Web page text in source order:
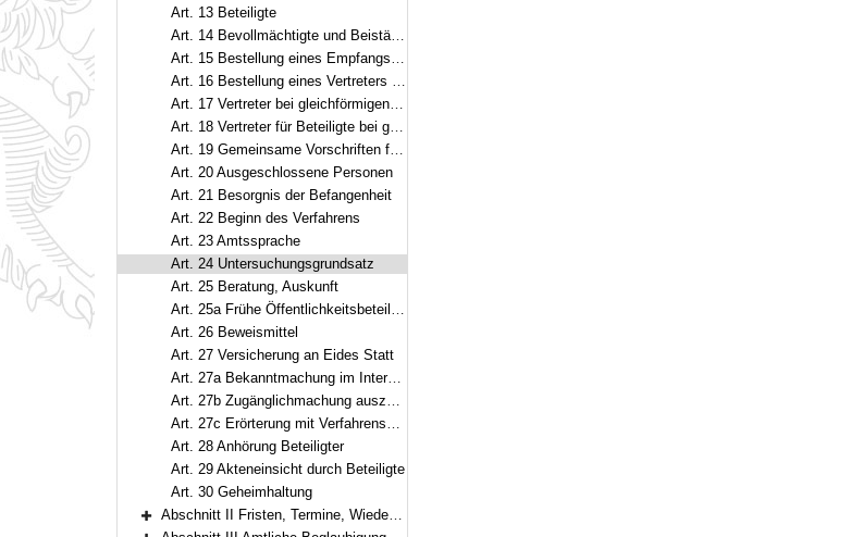
Art. 13 Beteiligte
Art. 14 Bevollmächtigte und Beistände
Art. 15 Bestellung eines Empfangsbevollmächtigten
Art. 16 Bestellung eines Vertreters von Amts wegen
Art. 17 Vertreter bei gleichförmigen Eingaben
Art. 18 Vertreter für Beteiligte bei gleichem Interesse
Art. 19 Gemeinsame Vorschriften für Vertreter bei gleichförmigen Eingaben und bei gleichem Interesse
Art. 20 Ausgeschlossene Personen
Art. 21 Besorgnis der Befangenheit
Art. 22 Beginn des Verfahrens
Art. 23 Amtssprache
Art. 24 Untersuchungsgrundsatz
Art. 25 Beratung, Auskunft
Art. 25a Frühe Öffentlichkeitsbeteiligung
Art. 26 Beweismittel
Art. 27 Versicherung an Eides Statt
Art. 27a Bekanntmachung im Internet
Art. 27b Zugänglichmachung auszulegender Dokumente
Art. 27c Erörterung mit Verfahrensbeteiligten oder der Öffentlichkeit
Art. 28 Anhörung Beteiligter
Art. 29 Akteneinsicht durch Beteiligte
Art. 30 Geheimhaltung
Bereich erweitern
Abschnitt II Fristen, Termine, Wiedereinsetzung (Art. 31–32)